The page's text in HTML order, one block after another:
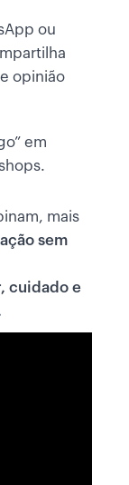
ou
opinião
em
mais
sem
cuidado e